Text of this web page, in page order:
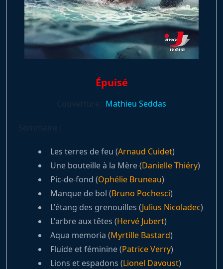
Épuisé
Couverture : Mathieu Seddas
Sommaire :
Les terres de feu (Arnaud Cuidet)
Une bouteille à la Mère (Danielle Thiéry)
Pic-de-fond (Ophélie Bruneau)
Manque de bol (Bruno Pochesci)
L'étang des grenouilles (Julius Nicoladec)
L'arbre aux têtes (Hervé Jubert)
Aqua memoria (Myrtille Bastard)
Fluide et féminine (Patrice Verry)
Lions et espadons (Lionel Davoust)